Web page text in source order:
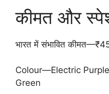
कीमत और
भारत में संभावित
Colour—Electric
Green